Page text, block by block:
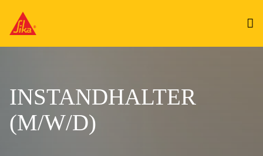
INSTANDHALTER
(M/W/D)